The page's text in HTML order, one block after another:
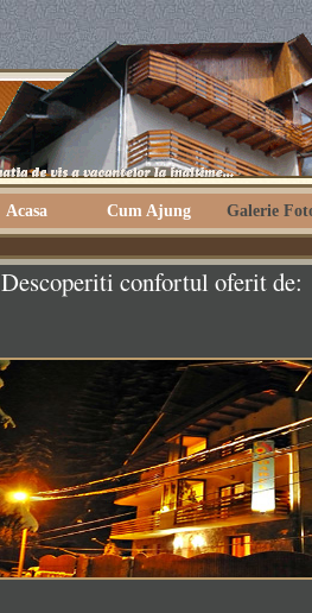
Casa Soarelui
Descoperiti confortul oferit de:
Acasa Cum Ajung Galerie